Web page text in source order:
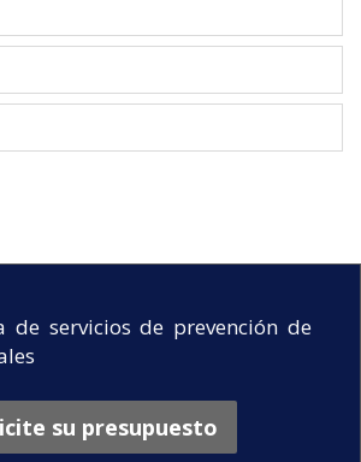
de servicios de prevención de
su presupuesto